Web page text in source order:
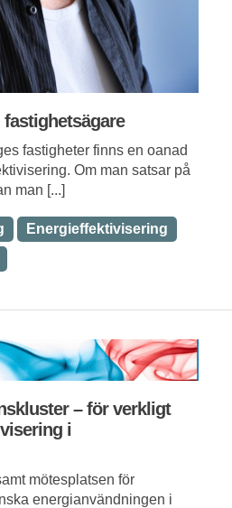
fastigheter finns en oanad
Om man satsar på
man [...]
Energieffektivisering
– för verkligt
i
mötesplatsen för
energianvändningen i